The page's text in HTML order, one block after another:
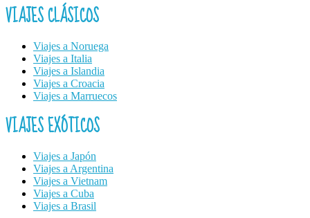
VIAJES CLÁSICOS
Viajes a Noruega
Viajes a Italia
Viajes a Islandia
Viajes a Croacia
Viajes a Marruecos
VIAJES EXÓTICOS
Viajes a Japón
Viajes a Argentina
Viajes a Vietnam
Viajes a Cuba
Viajes a Brasil